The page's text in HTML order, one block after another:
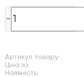
Артикул товару:
Ціна за
Наявність: